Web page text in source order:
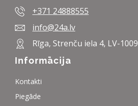
+371 24888555
info@24a.lv
Rīga, Strenču iela 4, LV-1009
Informācija
Kontakti
Piegāde